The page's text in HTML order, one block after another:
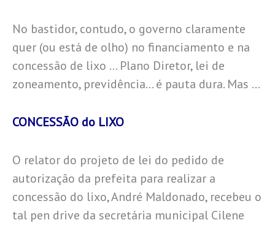
No bastidor, contudo, o governo claramente
quer (ou está de olho) no financiamento e na
concessão de lixo … Plano Diretor, lei de
zoneamento, previdência… é pauta dura. Mas …
CONCESSÃO do LIXO
O relator do projeto de lei do pedido de
autorização da prefeita para realizar a
concessão do lixo, André Maldonado, recebeu o
tal pen drive da secretária municipal Cilene